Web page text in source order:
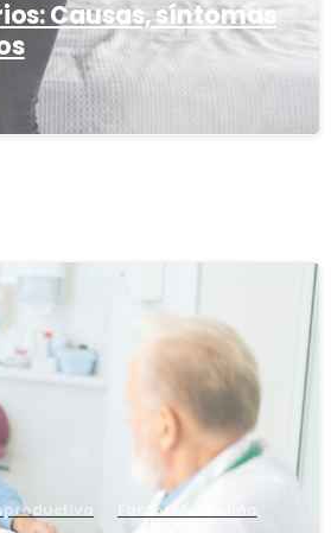
Causas, síntomas
Factor Masculino